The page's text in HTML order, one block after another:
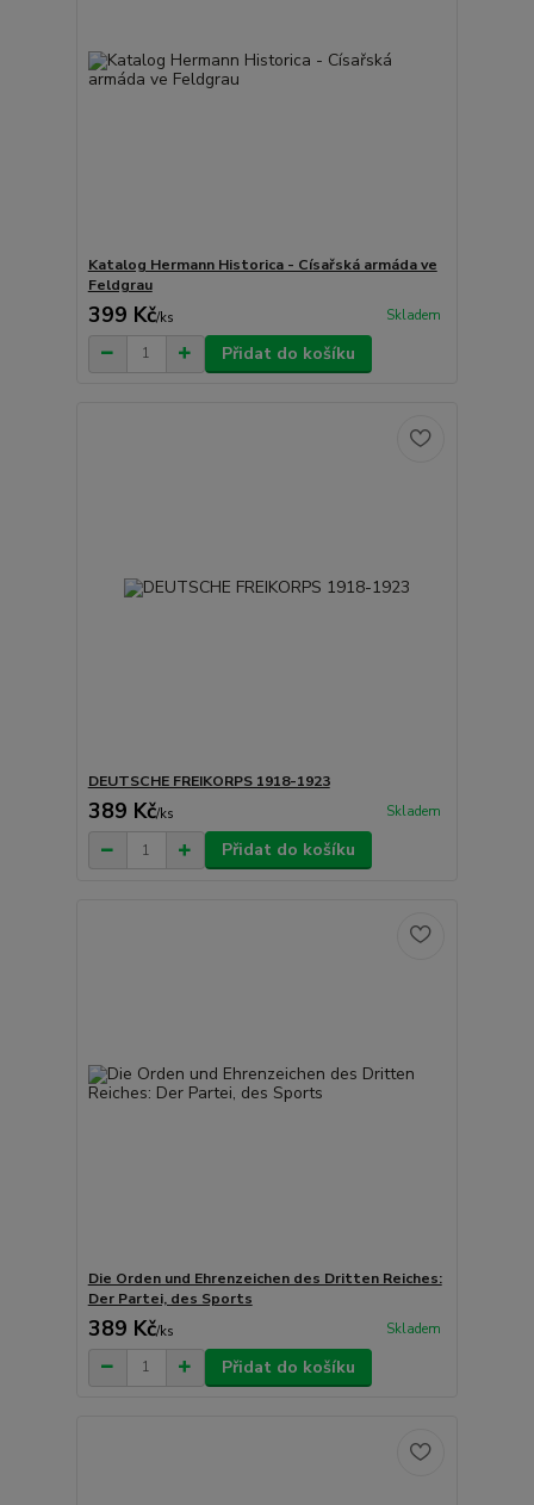
Katalog Hermann Historica - Císařská armáda ve
Feldgrau
399 Kč/ks Skladem
Přidat do košíku
DEUTSCHE FREIKORPS 1918-1923
389 Kč/ks Skladem
Přidat do košíku
Die Orden und Ehrenzeichen des Dritten Reiches:
Der Partei, des Sports
389 Kč/ks Skladem
Přidat do košíku